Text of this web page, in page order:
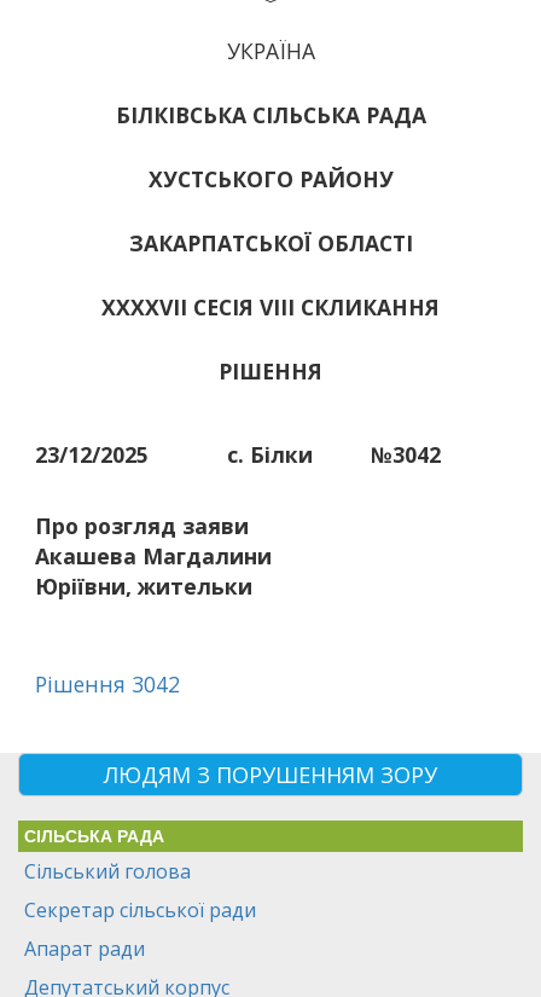
УКРАЇНА
БІЛКІВСЬКА СІЛЬСЬКА РАДА
ХУСТСЬКОГО РАЙОНУ
ЗАКАРПАТСЬКОЇ ОБЛАСТІ
ХХХХVІІ СЕСІЯ VIII СКЛИКАННЯ
РІШЕННЯ
23/12/2025 с. Білки №3042
Про розгляд заяви
Акашева Магдалини
Юріївни, жительки
Рішення 3042
ЛЮДЯМ З ПОРУШЕННЯМ ЗОРУ
СІЛЬСЬКА РАДА
Сільський голова
Секретар сільської ради
Апарат ради
Депутатський корпус